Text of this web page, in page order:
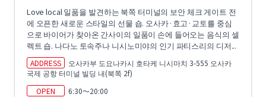
Love local 일품을 발견하는 북쪽 터미널의 보안 체크 게이트 전
에 오픈한 새로운 스타일의 선물 숍. 오사카·효고·교토를 중심
으로 바이어가 찾아온 간사이의 일품이 손에 들어오는 음식의 셀
렉트 숍. 나다노 토속주나 니시노미야의 인기 파티스리의 디저...
ADDRESS
오사카부 도요나카시 호타케 니시마치 3-555 오사카
국제 공항 터미널 빌딩 내(북쪽 2f)
OPEN
6:30～20:00